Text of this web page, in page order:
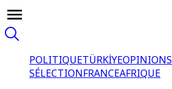
POLITIQUETÜRKİYEOPINIONS
SÉLECTIONFRANCEAFRIQUE